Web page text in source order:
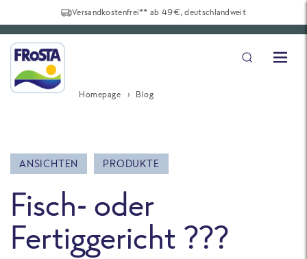
Versandkostenfrei** ab 49€, deutschlandweit
Homepage Blog
ANSICHTEN PRODUKTE
Fisch- oder
Fertiggericht ???